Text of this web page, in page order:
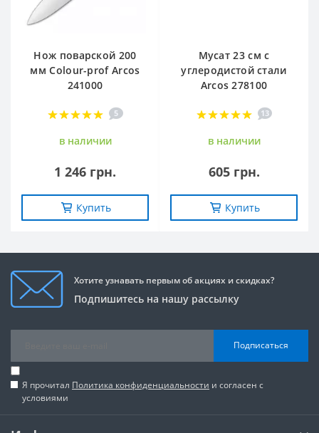
Нож поварской 200
мм Сolour-prof Arcos
241000
5
в наличии
1 246 грн.
Купить
Мусат 23 см с
углеродистой стали
Arcos 278100
13
в наличии
605 грн.
Купить
Хотите узнавать первым об акциях и скидках?
Подпишитесь на нашу рассылку
Подписаться
Я прочитал Политика конфиденциальности и согласен с
условиями